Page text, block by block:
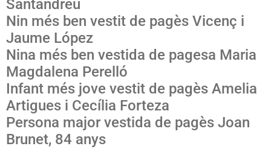
Santandreu
Nin més ben vestit de pagès Vicenç i
Jaume López
Nina més ben vestida de pagesa Maria
Magdalena Perelló
Infant més jove vestit de pagès Amelia
Artigues i Cecília Forteza
Persona major vestida de pagès Joan
Brunet, 84 anys